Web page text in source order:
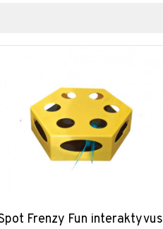
Frenzy Fun interaktyvus